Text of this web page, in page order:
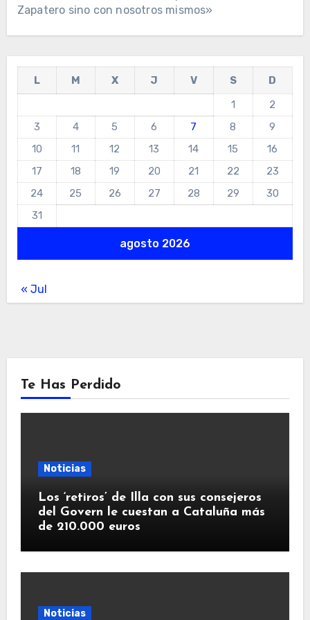
Zapatero sino con nosotros mismos»
agosto 2026
L M X J V S
D
1
2
3
4 5 6 7 8
9
10
11 12 13 14 15
16
17
18 19 20 21 22
23
24
25 26 27 28 29
30
31
« Jul
Te Has Perdido
Noticias
Los ‘retiros’ de Illa con sus consejeros
del Govern le cuestan a Cataluña más
de 210.000 euros
Noticias